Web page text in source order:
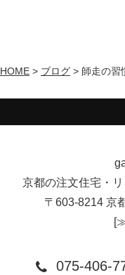
HOME > ブログ > 師走の習
京都の注文住宅・
〒603-8214 京
[
075-406-